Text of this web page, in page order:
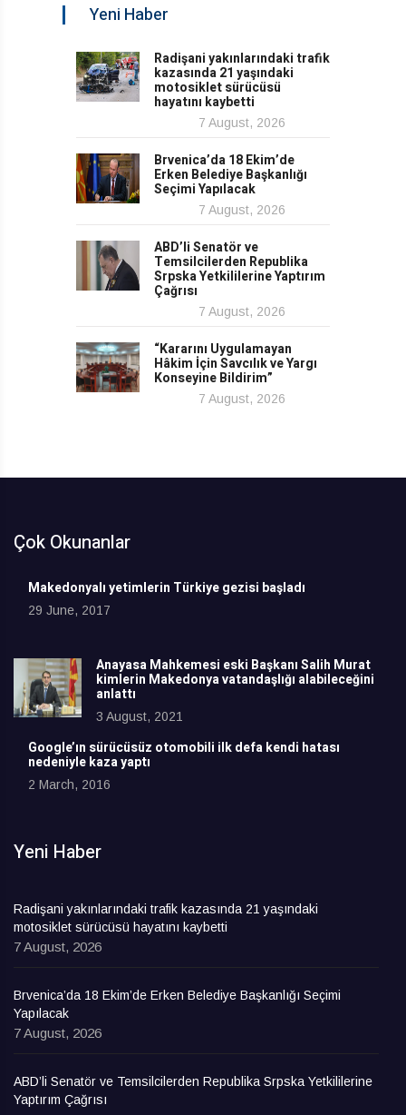
Yeni Haber
Radişani yakınlarındaki trafik
kazasında 21 yaşındaki
motosiklet sürücüsü
hayatını kaybetti
7 August, 2026
Brvenica’da 18 Ekim’de
Erken Belediye Başkanlığı
Seçimi Yapılacak
7 August, 2026
ABD’li Senatör ve
Temsilcilerden Republika
Srpska Yetkililerine Yaptırım
Çağrısı
7 August, 2026
“Kararını Uygulamayan
Hâkim İçin Savcılık ve Yargı
Konseyine Bildirim”
7 August, 2026
Çok Okunanlar
Makedonyalı yetimlerin Türkiye gezisi başladı
29 June, 2017
Anayasa Mahkemesi eski Başkanı Salih Murat
kimlerin Makedonya vatandaşlığı alabileceğini
anlattı
3 August, 2021
Google’ın sürücüsüz otomobili ilk defa kendi hatası
nedeniyle kaza yaptı
2 March, 2016
Yeni Haber
Radişani yakınlarındaki trafik kazasında 21 yaşındaki
motosiklet sürücüsü hayatını kaybetti
7 August, 2026
Brvenica’da 18 Ekim’de Erken Belediye Başkanlığı Seçimi
Yapılacak
7 August, 2026
ABD’li Senatör ve Temsilcilerden Republika Srpska Yetkililerine
Yaptırım Çağrısı